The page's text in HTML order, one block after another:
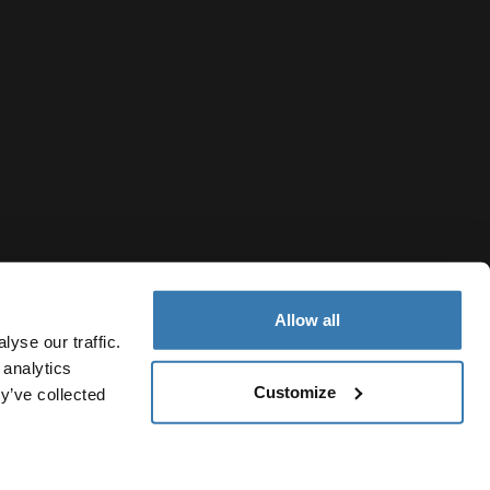
our traffic.
collected
Allow all
Customize
Evästekäytäntö Evästeasetukset Current market/